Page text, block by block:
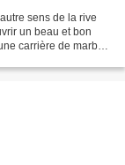
sens de la rive
un beau et bon
carrière de marbre